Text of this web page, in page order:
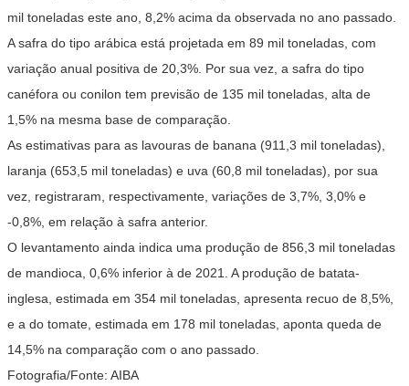
mil toneladas este ano, 8,2% acima da observada no ano passado.
A safra do tipo arábica está projetada em 89 mil toneladas, com
variação anual positiva de 20,3%. Por sua vez, a safra do tipo
canéfora ou conilon tem previsão de 135 mil toneladas, alta de
1,5% na mesma base de comparação.
As estimativas para as lavouras de banana (911,3 mil toneladas),
laranja (653,5 mil toneladas) e uva (60,8 mil toneladas), por sua
vez, registraram, respectivamente, variações de 3,7%, 3,0% e
-0,8%, em relação à safra anterior.
O levantamento ainda indica uma produção de 856,3 mil toneladas
de mandioca, 0,6% inferior à de 2021. A produção de batata-
inglesa, estimada em 354 mil toneladas, apresenta recuo de 8,5%,
e a do tomate, estimada em 178 mil toneladas, aponta queda de
14,5% na comparação com o ano passado.
Fotografia/Fonte: AIBA